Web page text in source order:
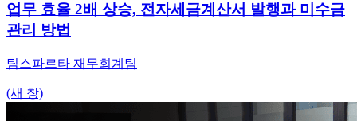
업무 효율 2배 상승, 전자세금계산서 발행과 미수금
관리 방법
팀스파르타 재무회계팀
(새 창)